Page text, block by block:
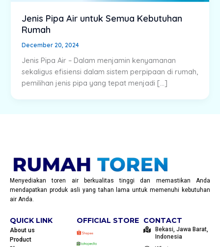
Jenis Pipa Air untuk Semua Kebutuhan
Rumah
December 20, 2024
Jenis Pipa Air – Dalam menjamin kenyamanan
sekaligus efisiensi dalam sistem perpipaan di rumah,
pemilihan jenis pipa yang tepat menjadi […]
Menyediakan toren air berkualitas tinggi dan memastikan Anda
mendapatkan produk asli yang tahan lama untuk memenuhi kebutuhan
air Anda.
QUICK LINK
About us
Product
OFFICIAL STORE CONTACT
Bekasi, Jawa Barat,
Indonesia